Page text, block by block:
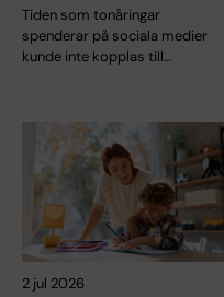
Tiden som tonåringar
spenderar på sociala medier
kunde inte kopplas till…
2 jul 2026